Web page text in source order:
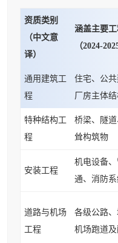
资质类别
（中文意
译）
涵盖主要工
（2024-
通用建筑工
程
住宅、公
厂房主体
特种结构工
程
桥梁、隧
耸构筑物
安装工程
机电设备
通、消防
道路与机场
工程
各级公路、
机场跑道